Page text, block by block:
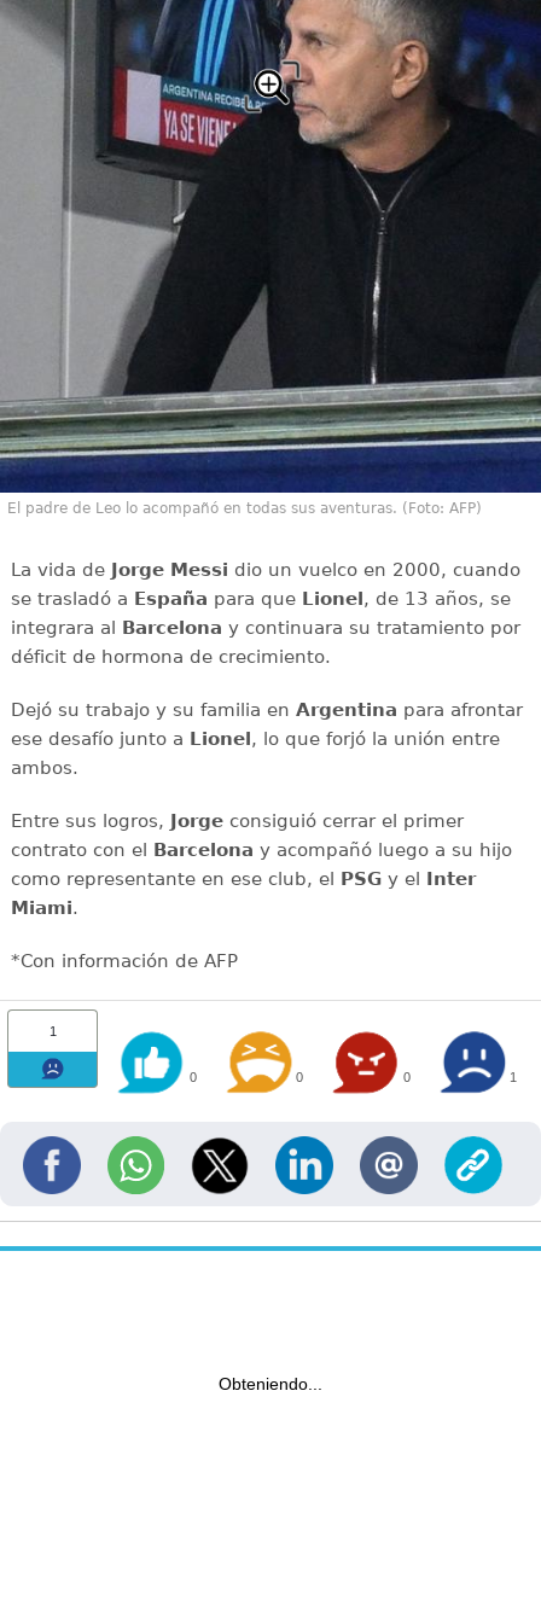
El padre de Leo lo acompañó en todas sus aventuras. (Foto: AFP)
La vida de Jorge Messi dio un vuelco en 2000, cuando
se trasladó a España para que Lionel, de 13 años, se
integrara al Barcelona y continuara su tratamiento por
déficit de hormona de crecimiento.
Dejó su trabajo y su familia en Argentina para afrontar
ese desafío junto a Lionel, lo que forjó la unión entre
ambos.
Entre sus logros, Jorgeconsiguió cerrar el primer
contrato con el Barcelona y acompañó luego a su hijo
como representante en ese club, el PSGy el Inter
Miami.
*Con información de AFP
1
0 0 0 1
Obteniendo...